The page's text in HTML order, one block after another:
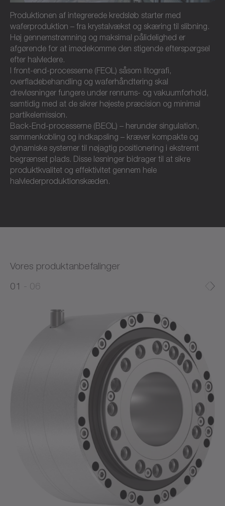
Produktionen af integrerede kredsløb starter med
waferproduktion – fra krystalvækst og skæring til slibning.
Høj gennemstrømning og maksimal pålidelighed er
afgørende for at imødekomme den stigende efterspørgsel
efter halvledere.
I front-end-processerne (FEOL) såsom litografi,
overfladebehandling og waferhåndtering skal
drevløsninger fungere under renrums- og vakuumforhold,
samtidig med at de sikrer højeste præcision og minimal
partikelemission.
Back-End-processerne (BEOL) – herunder singulation,
sammenkobling og indkapsling – kræver kompakte og
dynamiske systemer til nøjagtig positionering i ekstremt
begrænset plads. Disse løsninger bidrager til at sikre
produktkvalitet og effektivitet gennem hele
halvlederproduktionskæden.
Vores produktanbefalinger
0
0
1
06